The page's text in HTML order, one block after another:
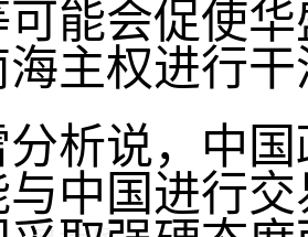
能会促使
海主权进行
析说，中
中国进行